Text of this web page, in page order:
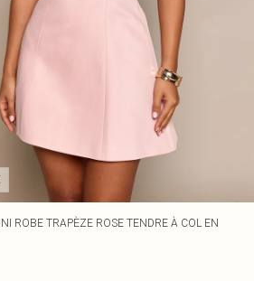
ROBE TRAPÈZE ROSE TENDRE À COL EN